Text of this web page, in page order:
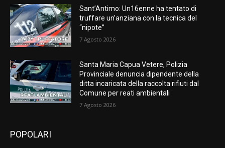
Sant’Antimo: Un16enne ha tentato di
truffare un’anziana con la tecnica del
“nipote”
7 Agosto 2026
Santa Maria Capua Vetere, Polizia
Provinciale denuncia dipendente della
ditta incaricata della raccolta rifiuti dal
Comune per reati ambientali
7 Agosto 2026
POPOLARI